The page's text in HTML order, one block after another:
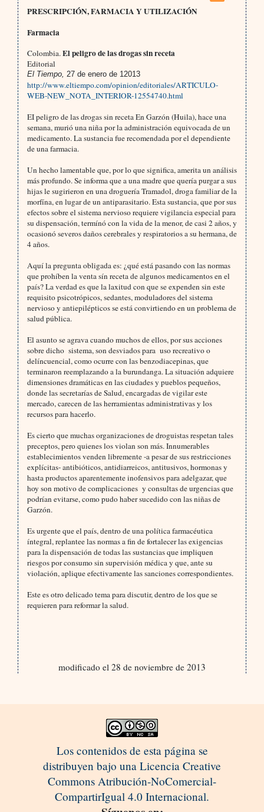
PRESCRIPCIÓN, FARMACIA Y UTILIZACIÓN
Farmacia
Colombia.El peligro de las drogas sin receta
Editorial
El Tiempo, 27 de enero de 12013
http://www.eltiempo.com/opinion/editoriales/ARTICULO-
WEB-NEW_NOTA_INTERIOR-12554740.html
EI peligro de las drogas sin receta En Garzón (Huila), hace una
semana, murió una niña por la administración equivocada de un
medicamento. La sustancia fue recomendada por el dependiente
de una farmacia.
Un hecho lamentable que, por lo que significa, amerita un análisis
más profundo. Se informa que a una madre que quería purgar a sus
hijas le sugirieron en una droguería Tramadol, droga familiar de la
morfína, en lugar de un antiparasitario. Esta sustancia, que por sus
efectos sobre el sistema nervioso requiere vigilancia especial para
su dispensación, termínó con la vida de la menor, de casi 2 años, y
ocasionó severos daños cerebrales y respiratorios a su hermana, de
4 años.
Aquí la pregunta obligada es: ¿qué está pasando con las normas
que prohíben la venta sín receta de algunos medicamentos en el
país? La verdad es que la laxitud con que se expenden sin este
requisito psicotrópicos, sedantes, moduladores del sistema
nervioso y antiepilépticos se está convirtiendo en un problema de
salud pública.
El asunto se agrava cuando muchos de ellos, por sus acciones
sobre dicho sistema, son desviados para uso recreativo o
delíncuencial, como ocurre con las benzodiacepinas, que
terminaron reemplazando a la burundanga. La situación adquiere
dimensiones dramáticas en las ciudades y pueblos pequeños,
donde las secretarías de Salud, encargadas de vigilar este
mercado, carecen de las herramientas administrativas y los
recursos para hacerlo.
Es cierto que muchas organizaciones de droguistas respetan tales
preceptos, pero quienes los violan son más. Innumerables
establecimientos venden libremente -a pesar de sus restricciones
explícitas- antibióticos, antidiarreicos, antitusivos, hormonas y
hasta productos aparentemente inofensivos para adelgazar, que
hoy son motivo de complicaciones y consultas de urgencias que
podrían evitarse, como pudo haber sucedido con las niñas de
Garzón.
Es urgente que el país, dentro de una política farmacéutica
íntegral, replantee las normas a fin de fortalecer las exigencias
para la dispensación de todas las sustancias que impliquen
riesgos por consumo sin supervisión médica y que, ante su
violación, aplique efectivamente las sanciones correspondientes.
Este es otro delicado tema para discutir, dentro de los que se
requieren para reformar la salud.
modificado el 28 de noviembre de 2013
Los contenidos de esta página se
distribuyen bajo una Licencia Creative
Commons Atribución-NoComercial-
CompartirIgual 4.0 Internacional.